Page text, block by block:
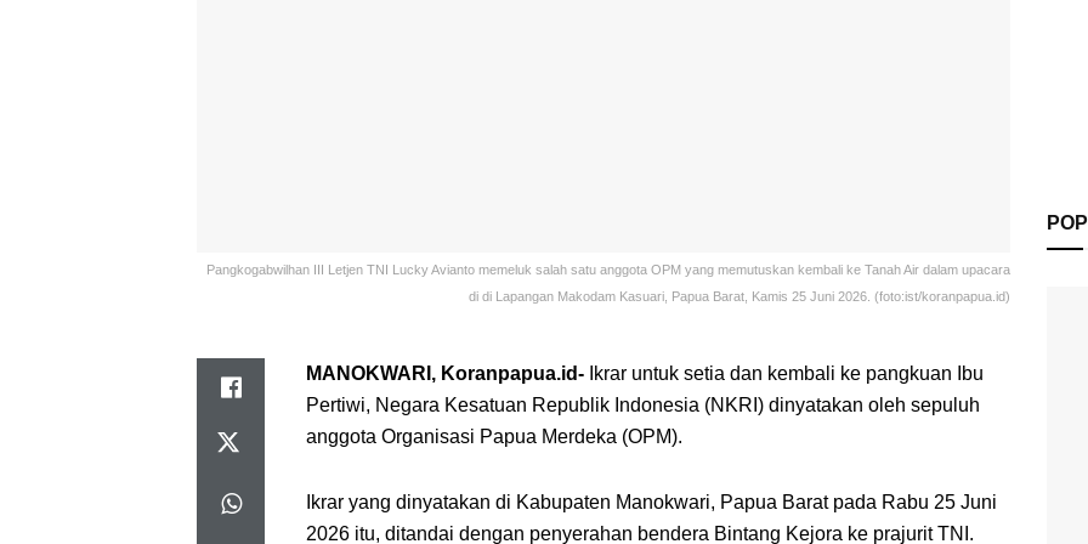
Pangkogabwilhan III Letjen TNI Lucky Avianto memeluk salah satu anggota OPM yang memutuskan kembali ke Tanah Air dalam upacara
di di Lapangan Makodam Kasuari, Papua Barat, Kamis 25 Juni 2026. (foto:ist/koranpapua.id)
MANOKWARI, Koranpapua.id- Ikrar untuk setia dan kembali ke pangkuan Ibu
Pertiwi, Negara Kesatuan Republik Indonesia (NKRI) dinyatakan oleh sepuluh
anggota Organisasi Papua Merdeka (OPM).
Ikrar yang dinyatakan di Kabupaten Manokwari, Papua Barat pada Rabu 25 Juni
2026 itu, ditandai dengan penyerahan bendera Bintang Kejora ke prajurit TNI.